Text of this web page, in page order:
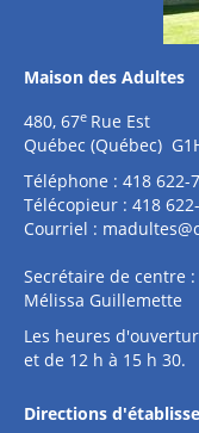
Maison des Adultes
480, 67e Rue Est
Québec (Québec)
Téléphone : 418 622-
Télécopieur : 418
Courriel :
Secrétaire de centre :
Mélissa Guillemette
Les heures
et de 12 h à 15 h 30.
Directions